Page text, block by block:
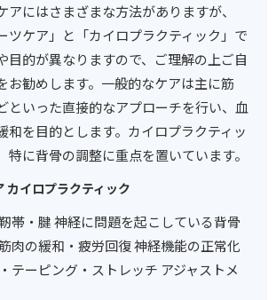
アにはさまざまな方法がありますが、
ツケア」と「カイロプラクティック」で
目的が異なりますので、ご理解の上ご自
お勧めします。一般的なケアは主に筋
といった直接的なアプローチを行い、血
和を目的とします。カイロプラクティッ
特に背骨の調整に重点を置いています。
カイロプラクティック
帯・腱 神経に問題を起こしている背骨
肉の緩和・疲労回復 神経機能の正常化
テーピング・ストレッチ アジャストメ